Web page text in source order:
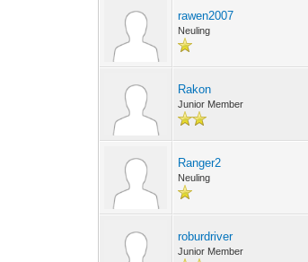
rawen2007
Neuling
Rakon
Junior Member
Ranger2
Neuling
roburdriver
Junior Member